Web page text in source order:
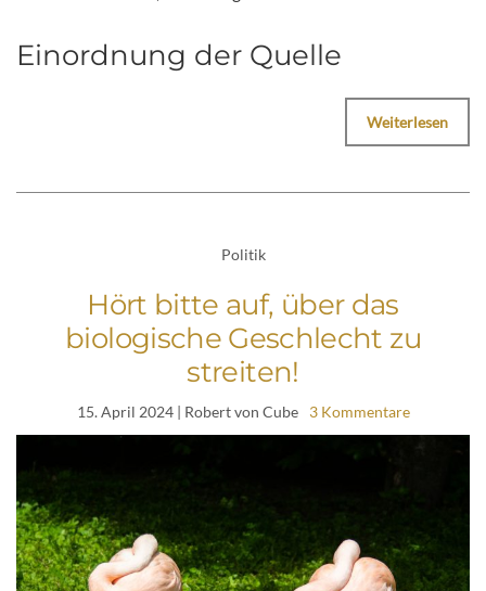
Einordnung der Quelle
Weiterlesen
Politik
Hört bitte auf, über das
biologische Geschlecht zu
streiten!
15. April 2024| Robert von Cube 3 Kommentare